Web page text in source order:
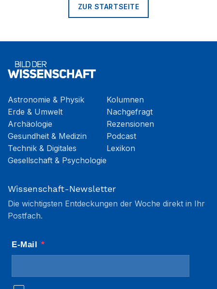
ZUR STARTSEITE
Astronomie & Physik
Erde & Umwelt
Archäologie
Gesundheit & Medizin
Technik & Digitales
Gesellschaft & Psychologie
Kolumnen
Nachgefragt
Rezensionen
Podcast
Lexikon
Wissenschaft-Newsletter
Die wichtigsten Entdeckungen der Woche direkt in Ihr
Postfach.